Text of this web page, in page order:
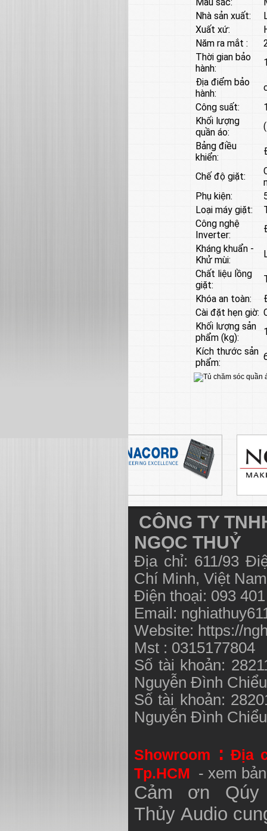
Nhà sản xuất:
Xuất xứ:
Năm ra mắt :
Thời gian bảo
hành:
Địa điểm bảo
hành:
Công suất:
Khối lượng
quần áo:
Bảng điều
khiển:
Chế độ giặt:
Phụ kiện:
Loại máy giặt:
Công nghệ
Inverter:
Kháng khuẩn -
Khử mùi:
Chất liệu lồng
giặt:
Khóa an toàn:
Cài đặt hẹn giờ:
Khối lượng sản
phẩm (kg):
Kích thước sản
phẩm:
CÔNG TY
NGỌC THUỶ
Địa chỉ: 611/93
Chí Minh, Việt
Điện thoại: 093
Email:
Website: https://
Mst : 0315177804
Số tài khoản:
Nguyễn Đình
Số tài khoản:
Nguyễn Đình
Showroom : Địa
Tp.HCM - xem
Cảm ơn
Thủy Audio